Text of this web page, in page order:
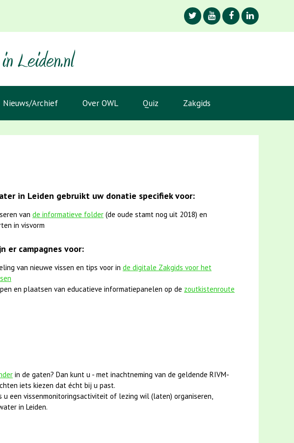
Nieuws/Archief Over OWL Quiz Zakgids
in Leiden gebruikt uw donatie specifiek voor:
van de informatieve folder (de oude stamt nog uit 2018) en
in visvorm
er campagnes voor:
van nieuwe vissen en tips voor in de digitale Zakgids voor het
en plaatsen van educatieve informatiepanelen op de zoutkistenroute
in de gaten? Dan kunt u - met inachtneming van de geldende RIVM-
iets kiezen dat écht bij u past.
een vissenmonitoringsactiviteit of lezing wil (laten) organiseren,
in Leiden.